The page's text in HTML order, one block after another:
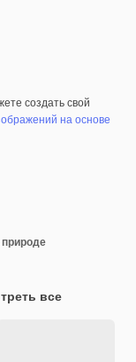
создать свой
на основе
все